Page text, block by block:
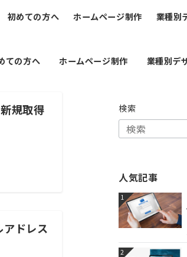
ての方へ ホームページ制作 業種別デ
初めての方へ ホームページ制作 業種別
規取得
ドレス
検索
人気記事
1
2